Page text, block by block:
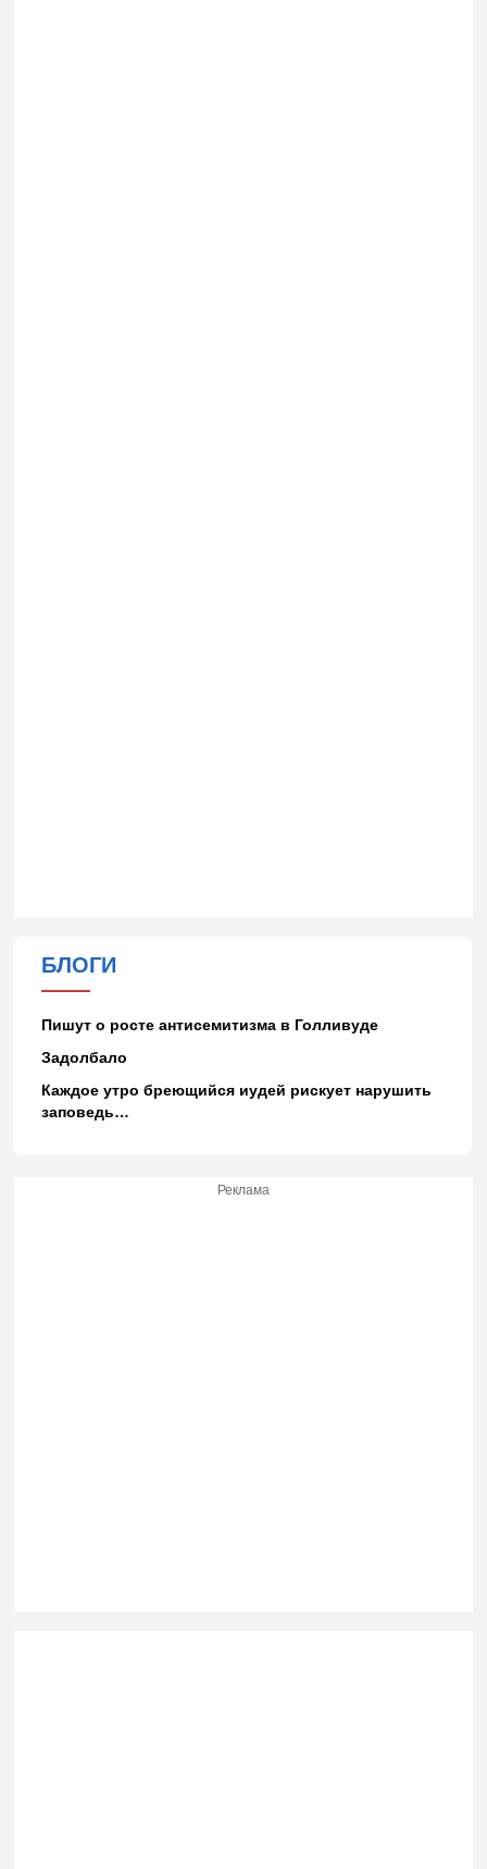
БЛОГИ
Пишут о росте антисемитизма в Голливуде
Задолбало
Каждое утро бреющийся иудей рискует нарушить
заповедь…
Реклама